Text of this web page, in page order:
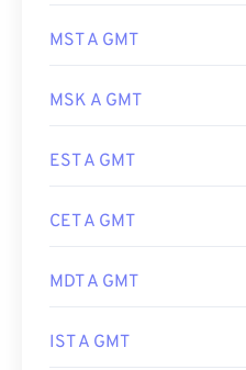
MST A GMT
MSK A GMT
EST A GMT
CET A GMT
MDT A GMT
IST A GMT